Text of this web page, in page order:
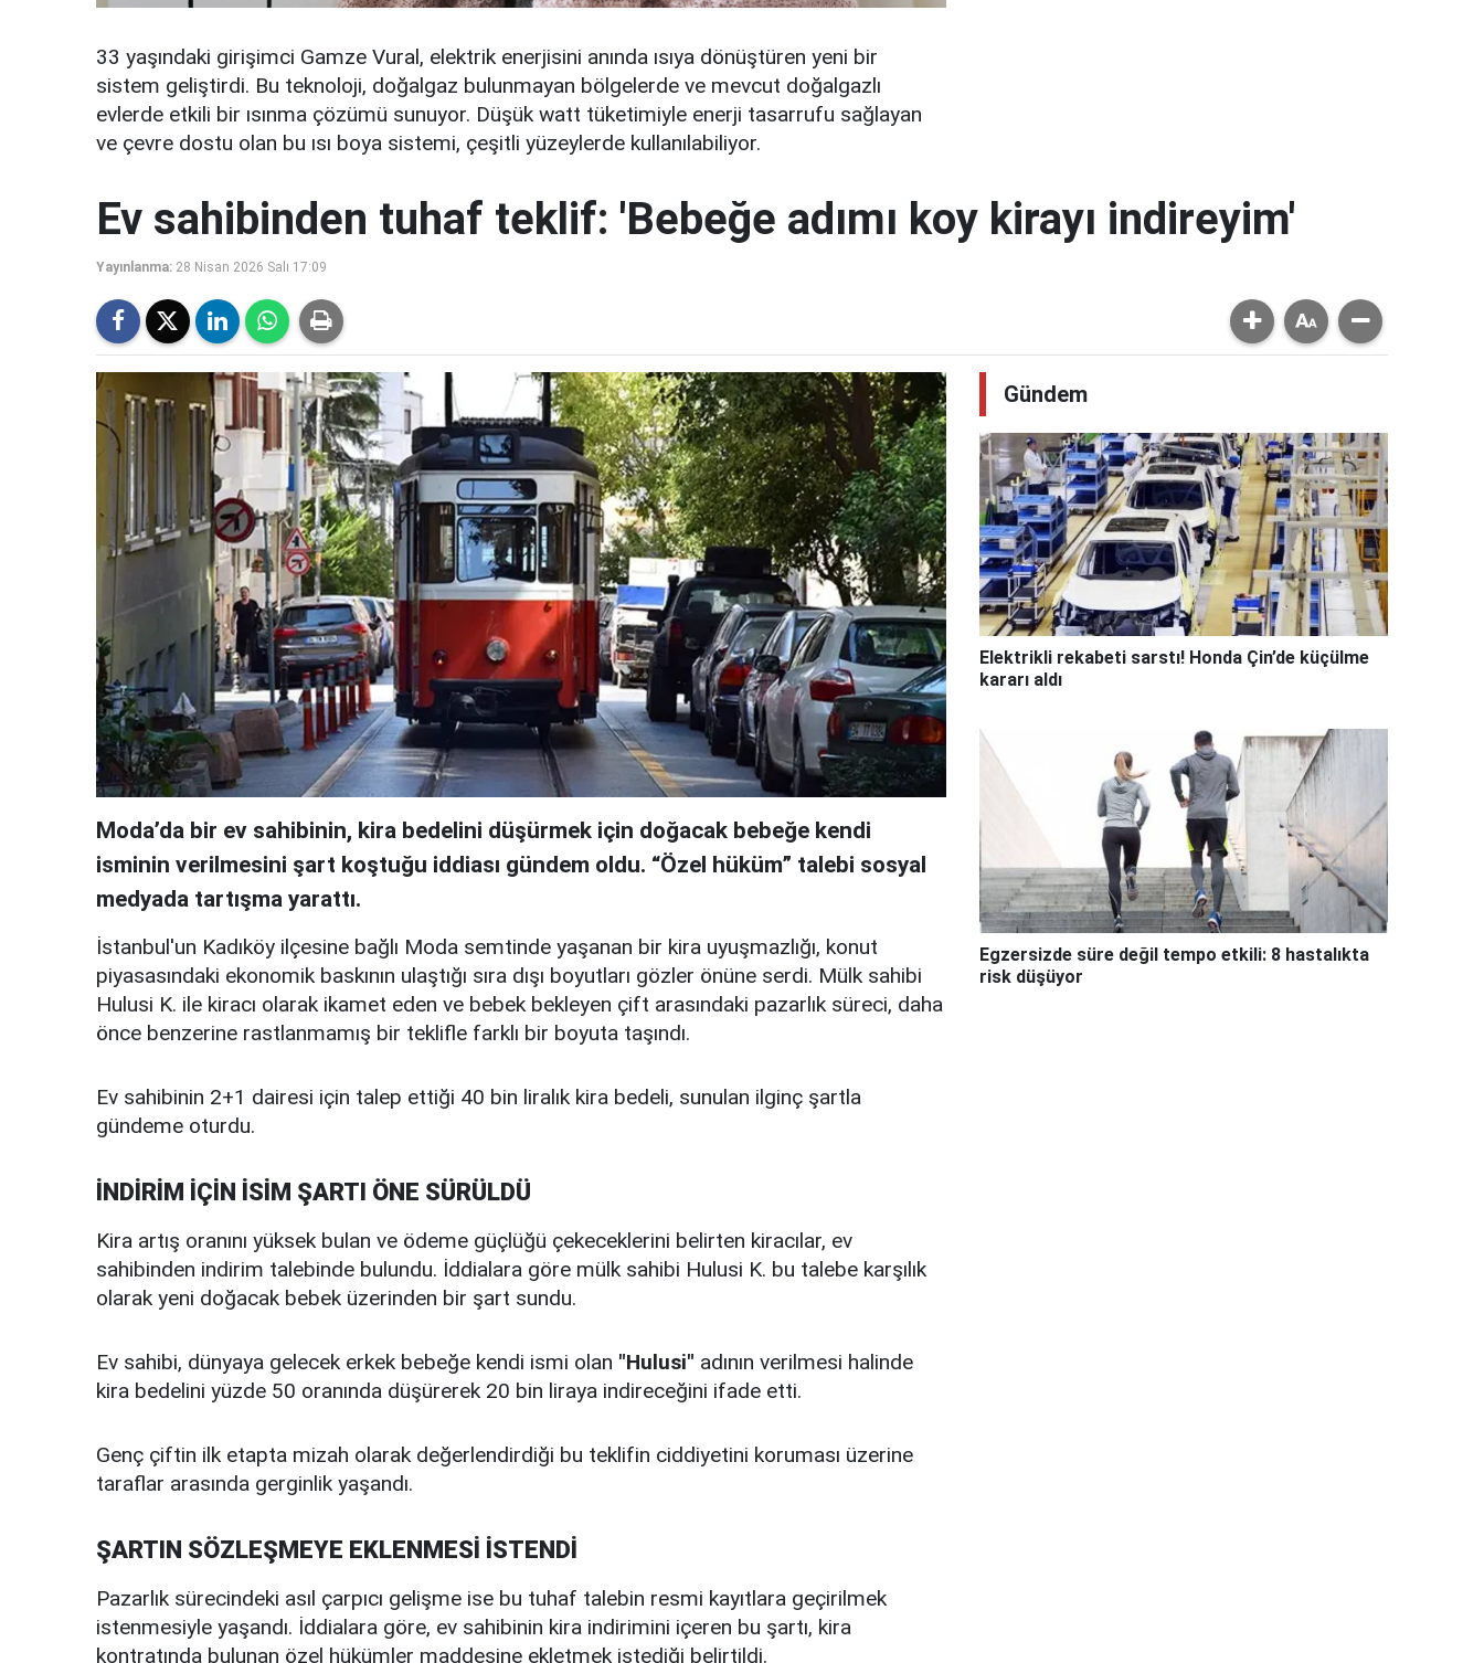
33 yaşındaki girişimci Gamze Vural, elektrik enerjisini anında ısıya dönüştüren yeni bir
sistem geliştirdi. Bu teknoloji, doğalgaz bulunmayan bölgelerde ve mevcut doğalgazlı
evlerde etkili bir ısınma çözümü sunuyor. Düşük watt tüketimiyle enerji tasarrufu sağlayan
ve çevre dostu olan bu ısı boya sistemi, çeşitli yüzeylerde kullanılabiliyor.
Ev sahibinden tuhaf teklif: 'Bebeğe adımı koy kirayı indireyim'
Yayınlanma: 28 Nisan 2026 Salı 17:09
Moda’da bir ev sahibinin, kira bedelini düşürmek için doğacak bebeğe kendi
isminin verilmesini şart koştuğu iddiası gündem oldu. “Özel hüküm” talebi sosyal
medyada tartışma yarattı.
İstanbul'un Kadıköy ilçesine bağlı Moda semtinde yaşanan bir kira uyuşmazlığı, konut
piyasasındaki ekonomik baskının ulaştığı sıra dışı boyutları gözler önüne serdi. Mülk sahibi
Hulusi K. ile kiracı olarak ikamet eden ve bebek bekleyen çift arasındaki pazarlık süreci, daha
önce benzerine rastlanmamış bir teklifle farklı bir boyuta taşındı.
Ev sahibinin 2+1 dairesi için talep ettiği 40 bin liralık kira bedeli, sunulan ilginç şartla
gündeme oturdu.
İNDİRİM İÇİN İSİM ŞARTI ÖNE SÜRÜLDÜ
Kira artış oranını yüksek bulan ve ödeme güçlüğü çekeceklerini belirten kiracılar, ev
sahibinden indirim talebinde bulundu. İddialara göre mülk sahibi Hulusi K. bu talebe karşılık
olarak yeni doğacak bebek üzerinden bir şart sundu.
Ev sahibi, dünyaya gelecek erkek bebeğe kendi ismi olan "Hulusi" adının verilmesi halinde
kira bedelini yüzde 50 oranında düşürerek 20 bin liraya indireceğini ifade etti.
Genç çiftin ilk etapta mizah olarak değerlendirdiği bu teklifin ciddiyetini koruması üzerine
taraflar arasında gerginlik yaşandı.
ŞARTIN SÖZLEŞMEYE EKLENMESİ İSTENDİ
Pazarlık sürecindeki asıl çarpıcı gelişme ise bu tuhaf talebin resmi kayıtlara geçirilmek
istenmesiyle yaşandı. İddialara göre, ev sahibinin kira indirimini içeren bu şartı, kira
kontratında bulunan özel hükümler maddesine ekletmek istediği belirtildi.
Gündem
Elektrikli rekabeti sarstı! Honda Çin’de küçülme
kararı aldı
Egzersizde süre değil tempo etkili: 8 hastalıkta
risk düşüyor